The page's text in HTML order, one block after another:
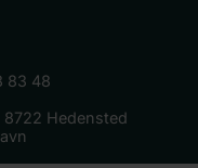
83 48
8722 Hedensted